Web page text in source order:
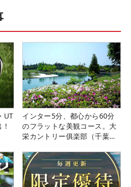
UT
インター5分、都心から60分
のフラットな美観コース。大
栄カントリー俱楽部（千葉